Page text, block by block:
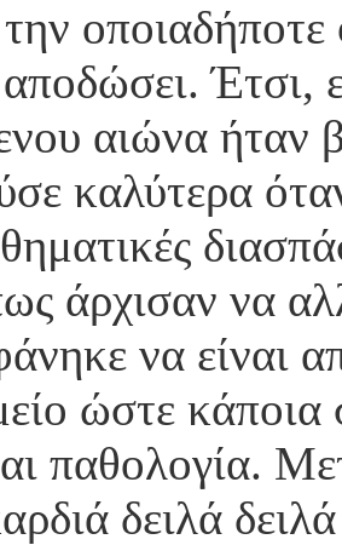
την
Έτσι,
αιώνα ήταν
καλύτερα
άρχισαν να
να είναι
ώστε
παθολογία.
δειλά